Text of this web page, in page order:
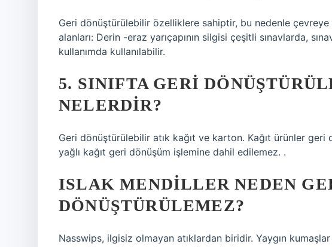
Geri dönüştürülebilir özelliklere sahiptir, bu nedenle çevreye
alanları: Derin -eraz yarıçapının silgisi çeşitli sınavlarda,
kullanımda kullanılabilir.
5. SINIFTA GERI
NELERDIR?
Geri dönüştürülebilir atık kağıt ve karton. Kağıt ürünler
yağlı kağıt geri dönüşüm işlemine dahil edilemez. .
ISLAK MENDILLER NEDEN
DÖNÜŞTÜRÜLEMEZ?
Nasswips, ilgisiz olmayan atıklardan biridir. Yaygın